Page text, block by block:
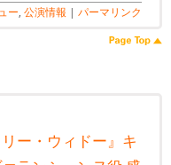
ー, 公演情報 | パーマリンク
ー・ウィドー』キ